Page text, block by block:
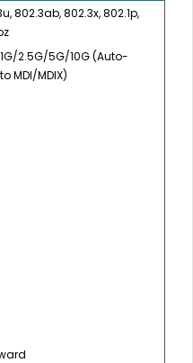
802.3ab, 802.3x, 802.1p,
2.5G/5G/10G (Auto-
MDI/MDIX)